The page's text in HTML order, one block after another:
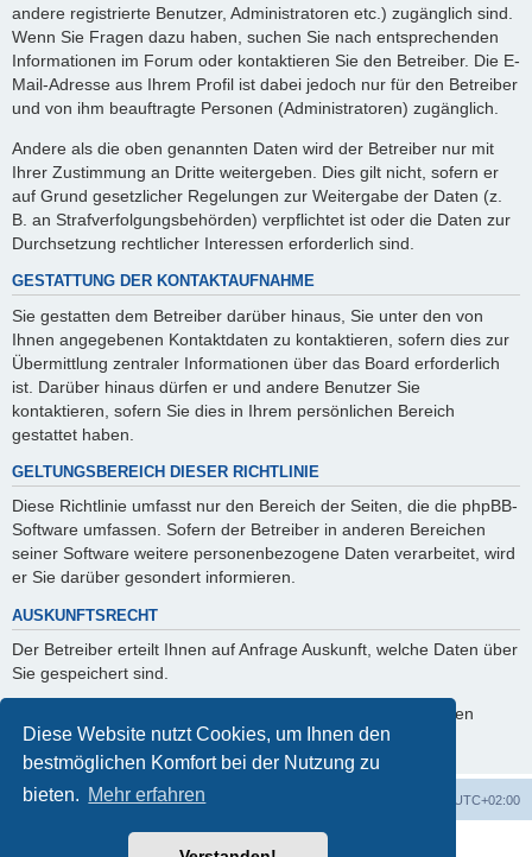
Diese Website nutzt Cookies, um Ihnen den
bestmöglichen Komfort bei der Nutzung zu
bieten. Mehr erfahren
andere registrierte Benutzer, Administratoren etc.) zugänglich sind.
Wenn Sie Fragen dazu haben, suchen Sie nach entsprechenden
Informationen im Forum oder kontaktieren Sie den Betreiber. Die E-
Mail-Adresse aus Ihrem Profil ist dabei jedoch nur für den Betreiber
und von ihm beauftragte Personen (Administratoren) zugänglich.
Andere als die oben genannten Daten wird der Betreiber nur mit
Ihrer Zustimmung an Dritte weitergeben. Dies gilt nicht, sofern er
auf Grund gesetzlicher Regelungen zur Weitergabe der Daten (z.
B. an Strafverfolgungsbehörden) verpflichtet ist oder die Daten zur
Durchsetzung rechtlicher Interessen erforderlich sind.
GESTATTUNG DER KONTAKTAUFNAHME
Sie gestatten dem Betreiber darüber hinaus, Sie unter den von
Ihnen angegebenen Kontaktdaten zu kontaktieren, sofern dies zur
Übermittlung zentraler Informationen über das Board erforderlich
ist. Darüber hinaus dürfen er und andere Benutzer Sie
kontaktieren, sofern Sie dies in Ihrem persönlichen Bereich
gestattet haben.
GELTUNGSBEREICH DIESER RICHTLINIE
Diese Richtlinie umfasst nur den Bereich der Seiten, die die phpBB-
Software umfassen. Sofern der Betreiber in anderen Bereichen
seiner Software weitere personenbezogene Daten verarbeitet, wird
er Sie darüber gesondert informieren.
AUSKUNFTSRECHT
Der Betreiber erteilt Ihnen auf Anfrage Auskunft, welche Daten über
Sie gespeichert sind.
Sie können jederzeit die Löschung bzw. Sperrung Ihrer Daten
verlangen. Kontaktieren Sie hierzu bitte den Betreiber.
Foren-Übersicht UTC+02:00